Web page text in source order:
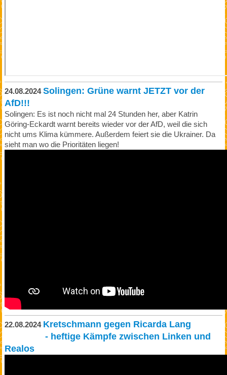
24.08.2024Solingen: Grüne warnt JETZT vor der
AfD!!!
Solingen: Es ist noch nicht mal 24 Stunden her, aber Katrin
Göring-Eckardt warnt bereits wieder vor der AfD, weil die sich
nicht ums Klima kümmere. Außerdem feiert sie die Ukrainer. Da
sieht man wo die Prioritäten liegen!
22.08.2024 Kretschmann gegen Ricarda Lang
- heftige Kämpfe zwischen Linken und
Realos